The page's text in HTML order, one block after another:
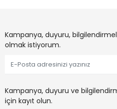
Kampanya, duyuru,
olmak istiyorum.
Kampanya, duyuru ve
için kayıt olun.